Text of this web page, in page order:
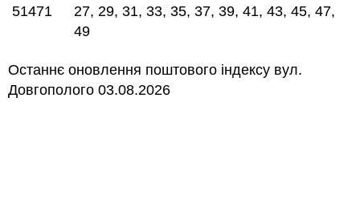
51471
27, 29, 31, 33, 35, 37, 39, 41, 43, 45, 47,
49
Останнє оновлення поштового індексу вул.
Довгополого 03.08.2026